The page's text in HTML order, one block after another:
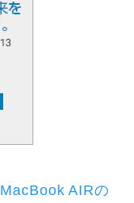
MacBook AIRの